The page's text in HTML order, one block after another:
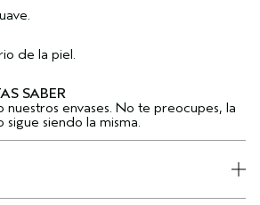
de la piel.
SABER
nuestros envases. No te preocupes, la
siendo la misma.